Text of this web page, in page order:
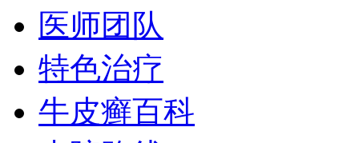
医师团队
特色治疗
牛皮癣百科